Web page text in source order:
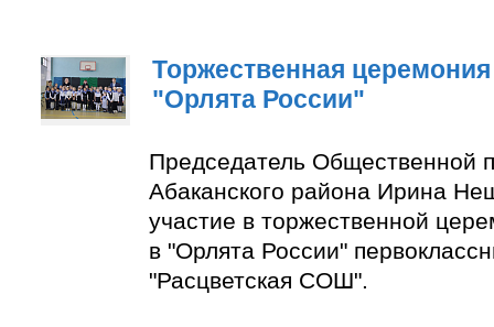
Торжественная
"Орлята России"
Председатель Общественной
Абаканского района Ирина
участие в торжественной
в "Орлята России"
"Расцветская СОШ".